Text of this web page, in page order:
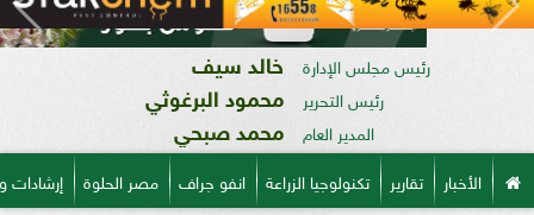
رئيس مجلس الإدارة خالد سيف
رئيس التحرير محمود البرغوثي
المدير العام محمد صبحي
الأخبار تقارير تكنولوجيا الزراعة انفو جراف مصر الحلوة